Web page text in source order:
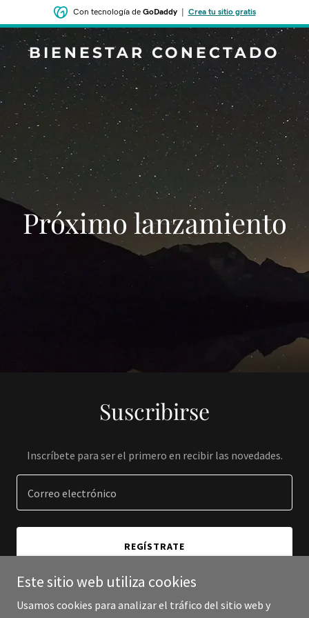
Con tecnología de GoDaddy| Crea tu sitio gratis
BIENESTAR CONECTADO
‌‌Próximo lanzamiento
Suscribirse
Inscríbete para ser el primero en recibir las novedades.
Correo electrónico
REGÍSTRATE
Este sitio web utiliza cookies
Usamos cookies para analizar el tráfico del sitio web y